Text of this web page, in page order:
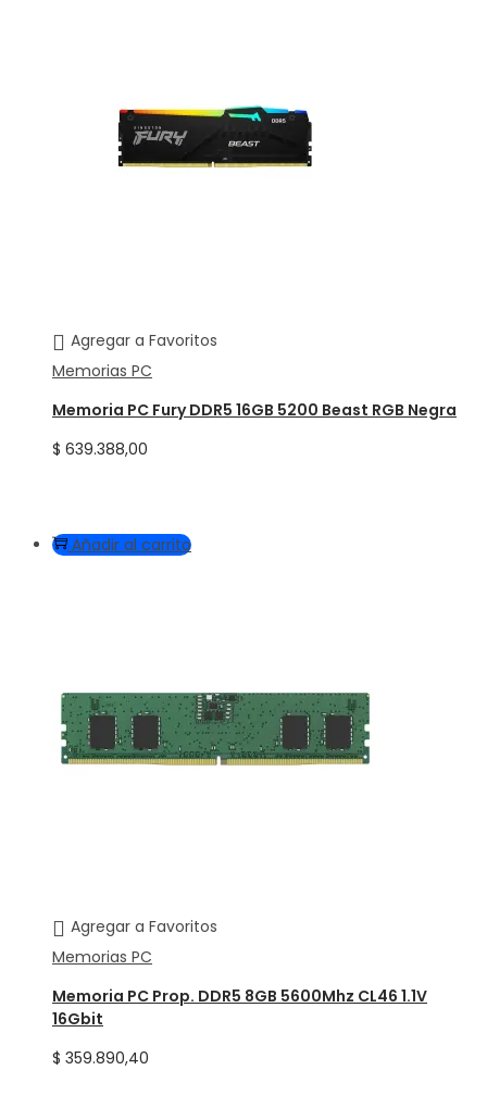
Agregar a Favoritos
Memorias PC
Memoria PC Fury DDR5 16GB 5200 Beast RGB Negra
$ 639.388,00
Añadir al carrito
Agregar a Favoritos
Memorias PC
Memoria PC Prop. DDR5 8GB 5600Mhz CL46 1.1V
16Gbit
$ 359.890,40